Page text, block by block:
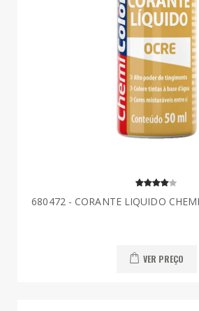
680472 - CORANTE LIQUIDO
VER PREÇO